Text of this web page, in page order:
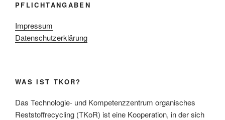
PFLICHTANGABEN
Impressum
Datenschutzerklärung
WAS IST TKOR?
Das Technologie- und Kompetenzzentrum organisches
Reststoffrecycling (TKoR) ist eine Kooperation, in der sich